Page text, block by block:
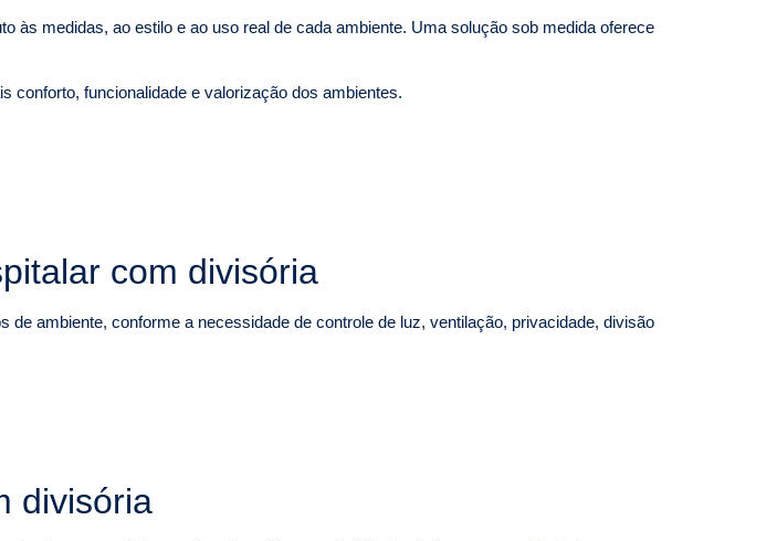
às medidas, ao estilo e ao uso real de cada ambiente. Uma solução sob medida oferece
conforto, funcionalidade e valorização dos ambientes.
com divisória
de ambiente, conforme a necessidade de controle de luz, ventilação, privacidade, divisão
divisória